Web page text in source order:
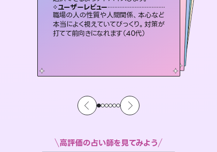
ユーザーレビュー
職場の人の性質や人間関係、本心など
本当によく視えていてびっくり。対策が
打てて前向きになれます（40代）
ユーザーレビュー
不安な気持ちが嘘みたいに晴れまし
た…！よく視えていらっしゃるんだなと
感じました（40代 女性）
安心感のあり、言い切ってくれる所や濁
さない鑑定のおかげで、毎回自分の気
持ちを整えられます（30代 男性）
とても心温まる鑑定でした。しかもこち
らは何も言っていないのに視えていらっ
しゃるんだなと驚きです（30代女性）
複雑な背景もしっかり聞いて鑑定して
いただけました。気持ちが楽になりまし
た（50代 女性）
鑑定していただいてアドバイス通りに行
動すると仲が復活してきました。ありが
とうございました（40代 女性）
高評価の占い師を見てみよう